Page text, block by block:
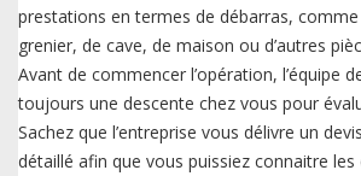
prestations en termes de débarras,
grenier, de cave, de maison ou d’autres
Avant de commencer l’opération, l’équipe
toujours une descente chez vous pour
Sachez que l’entreprise vous délivre un
détaillé afin que vous puissiez connaitre les